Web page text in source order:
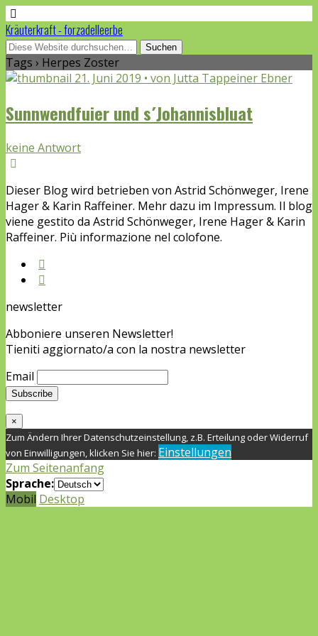
Kräuterkraft - forzadelleerbe
Tags › Herpes Zoster
21. Juni 2019 • von Jutta Tappeiner Ebner
Sunnwendfuier und s´Johannisbluat
keine Antwort
Dieser Blog wird betrieben von Astrid Schönweger, Irene
Hager & Karin Raffeiner. Mehr dazu im Impressum. Il blog
viene gestito da Astrid Schönweger, Irene Hager & Karin
Raffeiner. Più informazione nel colofone.
newsletter
Abboniere unseren Newsletter!
Tieniti aggiornato/a con la nostra newsletter
Email
×
Zum Ändern Ihrer Datenschutzeinstellung, z.B. Erteilung oder Widerruf
von Einwilligungen, klicken Sie hier: Einstellungen
Zum Seitenanfang
Sprache:
Mobil Desktop